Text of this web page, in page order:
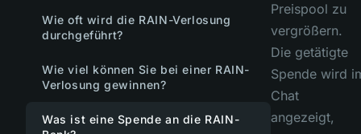
Wie oft wird die RAIN-Verlosung
durchgeführt?
Wie viel können Sie bei einer RAIN-
Verlosung gewinnen?
Was ist eine Spende an die RAIN-
Preispool zu
vergrößern.
Die getätigte
Spende wird
Chat
angezeigt,